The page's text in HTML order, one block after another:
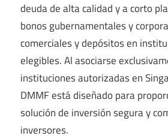
deuda de alta calidad y a corto
bonos gubernamentales y
comerciales y depósitos en
elegibles. Al asociarse
instituciones autorizadas en
DMMF está diseñado para
solución de inversión segura y
inversores.